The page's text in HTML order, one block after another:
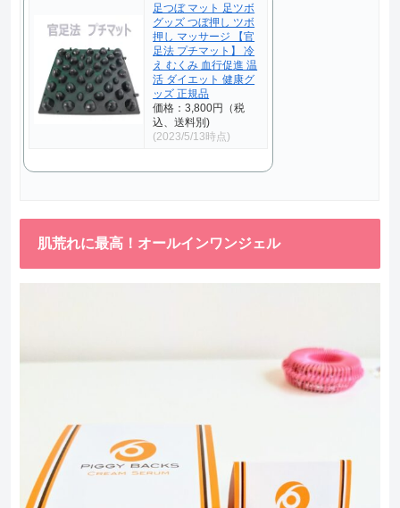
足つぼ マット 足ツボ
グッズ つぼ押し ツボ
押し マッサージ 【官
足法 プチマット】 冷
え むくみ 血行促進 温
活 ダイエット 健康グ
ッズ 正規品
価格：3,800円（税
込、送料別)
(2023/5/13時点)
肌荒れに最高！オールインワンジェル